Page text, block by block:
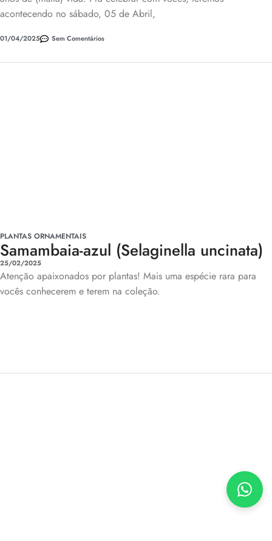
acontecendo no sábado, 05 de Abril,
01/04/2025 Sem Comentários
PLANTAS ORNAMENTAIS
Samambaia-azul (Selaginella uncinata)
25/02/2025
Atenção apaixonados por plantas! Mais uma espécie rara para
vocês conhecerem e terem na coleção.